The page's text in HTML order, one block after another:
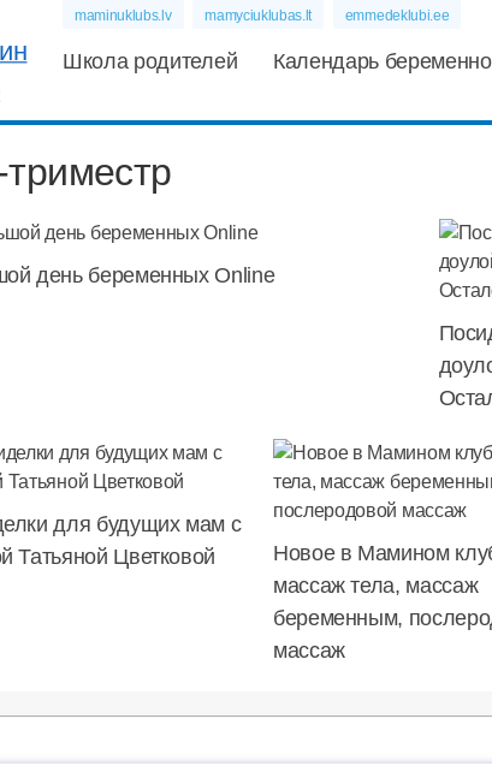
maminuklubs.lv mamyciuklubas.lt emmedeklubi.ee
Школа родителей Календарь
день беременных Online
для будущих мам с
Татьяной Цветковой
Новое в Мамином
массаж тела, массаж
беременным,
массаж